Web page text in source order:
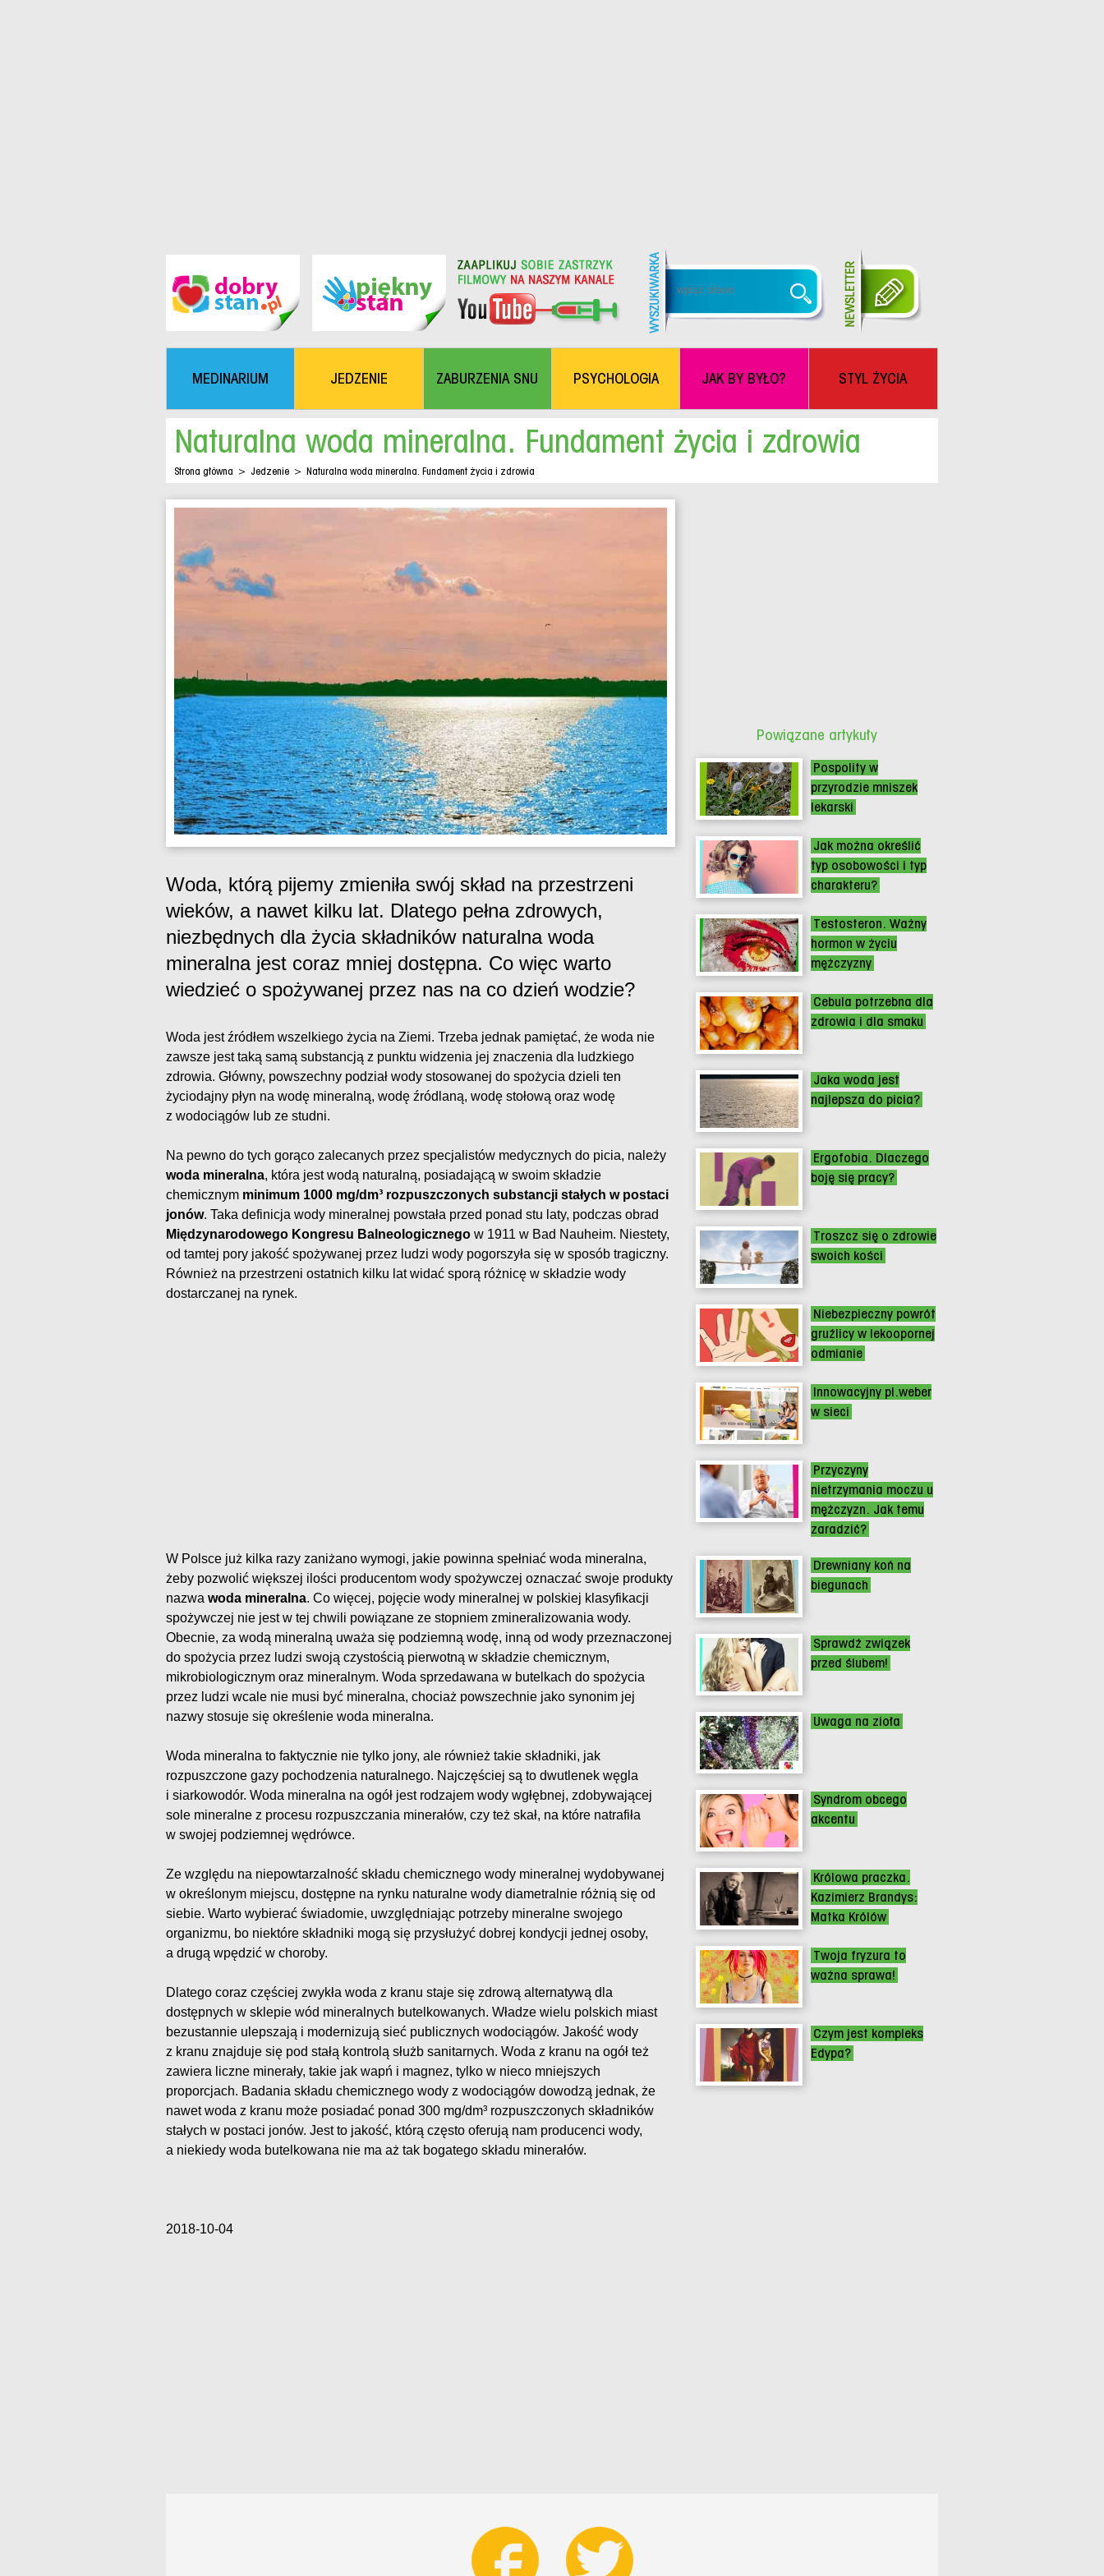
MEDINARIUM JEDZENIE ZABURZENIA SNU PSYCHOLOGIA JAK BY BYŁO? STYL ŻYCIA
Naturalna woda mineralna. Fundament życia i zdrowia
Strona główna > Jedzenie > Naturalna woda mineralna. Fundament życia i zdrowia
Woda, którą pijemy zmieniła swój skład na przestrzeni
wieków, a nawet kilku lat. Dlatego pełna zdrowych,
niezbędnych dla życia składników naturalna woda
mineralna jest coraz mniej dostępna. Co więc warto
wiedzieć o spożywanej przez nas na co dzień wodzie?
Woda jest źródłem wszelkiego życia na Ziemi. Trzeba jednak pamiętać, że woda nie
zawsze jest taką samą substancją z punktu widzenia jej znaczenia dla ludzkiego
zdrowia. Główny, powszechny podział wody stosowanej do spożycia dzieli ten
życiodajny płyn na wodę mineralną, wodę źródlaną, wodę stołową oraz wodę
z wodociągów lub ze studni.
Na pewno do tych gorąco zalecanych przez specjalistów medycznych do picia, należy
woda mineralna, która jest wodą naturalną, posiadającą w swoim składzie
chemicznym minimum 1000 mg/dm³ rozpuszczonych substancji stałych w postaci
jonów. Taka definicja wody mineralnej powstała przed ponad stu laty, podczas obrad
Międzynarodowego Kongresu Balneologicznego w 1911 w Bad Nauheim. Niestety,
od tamtej pory jakość spożywanej przez ludzi wody pogorszyła się w sposób tragiczny.
Również na przestrzeni ostatnich kilku lat widać sporą różnicę w składzie wody
dostarczanej na rynek.
W Polsce już kilka razy zaniżano wymogi, jakie powinna spełniać woda mineralna,
żeby pozwolić większej ilości producentom wody spożywczej oznaczać swoje produkty
nazwa woda mineralna. Co więcej, pojęcie wody mineralnej w polskiej klasyfikacji
spożywczej nie jest w tej chwili powiązane ze stopniem zmineralizowania wody.
Obecnie, za wodą mineralną uważa się podziemną wodę, inną od wody przeznaczonej
do spożycia przez ludzi swoją czystością pierwotną w składzie chemicznym,
mikrobiologicznym oraz mineralnym. Woda sprzedawana w butelkach do spożycia
przez ludzi wcale nie musi być mineralna, chociaż powszechnie jako synonim jej
nazwy stosuje się określenie woda mineralna.
Woda mineralna to faktycznie nie tylko jony, ale również takie składniki, jak
rozpuszczone gazy pochodzenia naturalnego. Najczęściej są to dwutlenek węgla
i siarkowodór. Woda mineralna na ogół jest rodzajem wody wgłębnej, zdobywającej
sole mineralne z procesu rozpuszczania minerałów, czy też skał, na które natrafiła
w swojej podziemnej wędrówce.
Ze względu na niepowtarzalność składu chemicznego wody mineralnej wydobywanej
w określonym miejscu, dostępne na rynku naturalne wody diametralnie różnią się od
siebie. Warto wybierać świadomie, uwzględniając potrzeby mineralne swojego
organizmu, bo niektóre składniki mogą się przysłużyć dobrej kondycji jednej osoby,
a drugą wpędzić w choroby.
Dlatego coraz częściej zwykła woda z kranu staje się zdrową alternatywą dla
dostępnych w sklepie wód mineralnych butelkowanych. Władze wielu polskich miast
bezustannie ulepszają i modernizują sieć publicznych wodociągów. Jakość wody
z kranu znajduje się pod stałą kontrolą służb sanitarnych. Woda z kranu na ogół też
zawiera liczne minerały, takie jak wapń i magnez, tylko w nieco mniejszych
proporcjach. Badania składu chemicznego wody z wodociągów dowodzą jednak, że
nawet woda z kranu może posiadać ponad 300 mg/dm³ rozpuszczonych składników
stałych w postaci jonów. Jest to jakość, którą często oferują nam producenci wody,
a niekiedy woda butelkowana nie ma aż tak bogatego składu minerałów.
2018-10-04
Powiązane artykuły
Pospolity w
przyrodzie mniszek
lekarski
Jak można określić
typ osobowości i typ
charakteru?
Testosteron. Ważny
hormon w życiu
mężczyzny
Cebula potrzebna dla
zdrowia i dla smaku
Jaka woda jest
najlepsza do picia?
Ergofobia. Dlaczego
boję się pracy?
Troszcz się o zdrowie
swoich kości
Niebezpieczny powrót
gruźlicy w lekoopornej
odmianie
Innowacyjny pl.weber
w sieci
Przyczyny
nietrzymania moczu u
mężczyzn. Jak temu
zaradzić?
Drewniany koń na
biegunach
Sprawdź związek
przed ślubem!
Uwaga na zioła
Syndrom obcego
akcentu
Królowa praczka.
Kazimierz Brandys:
Matka Królów
Twoja fryzura to
ważna sprawa!
Czym jest kompleks
Edypa?